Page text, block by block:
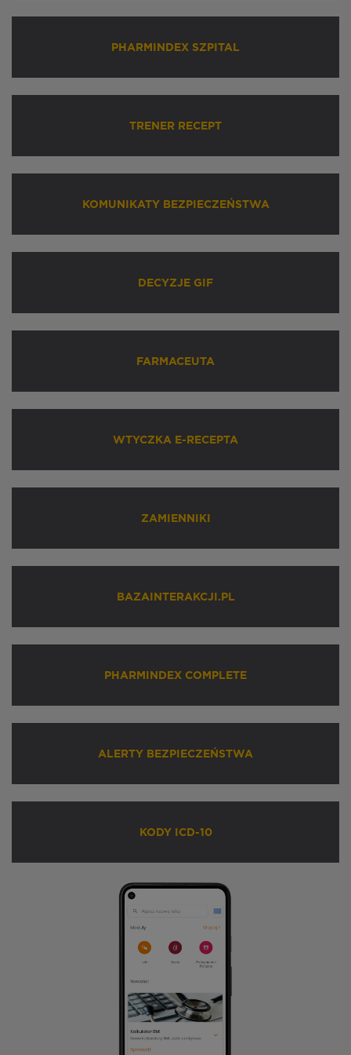
PHARMINDEX SZPITAL
TRENER RECEPT
KOMUNIKATY BEZPIECZEŃSTWA
DECYZJE GIF
FARMACEUTA
WTYCZKA E-RECEPTA
ZAMIENNIKI
BAZAINTERAKCJI.PL
PHARMINDEX COMPLETE
ALERTY BEZPIECZEŃSTWA
KODY ICD-10